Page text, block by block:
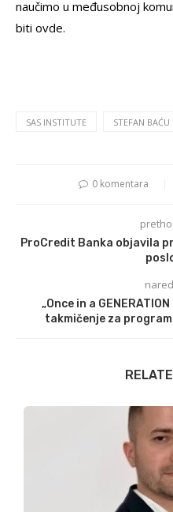
naučimo u međusobnoj
biti ovde.
SAS INSTITUTE STEFAN BAĆU
0 komentara
ProCredit Banka objavila
„Once in a
takmičenje za